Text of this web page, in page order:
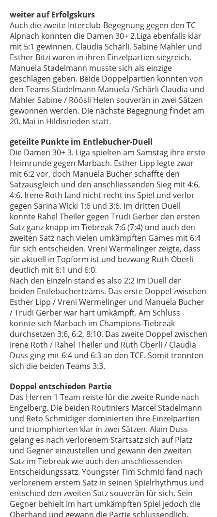
weiter auf Erfolgskurs
Auch die zweite Interclub-Begegnung gegen den TC
Alpnach konnten die Damen 30+ 2.Liga ebenfalls klar
mit 5:1 gewinnen. Claudia Schärli, Sabine Mahler und
Esther Bitzi waren in ihren Einzelpartien siegreich.
Manuela Stadelmann musste sich als einzige
geschlagen geben. Beide Doppelpartien konnten von
den Teams Stadelmann Manuela /Schärli Claudia und
Mahler Sabine / Röösli Helen souverän in zwei Sätzen
gewonnen werden. Die nächste Begegnung findet am
20. Mai in Hildisrieden statt.
geteilte Punkte im Entlebucher-Duell
Die Damen 30+ 3. Liga spielten am Samstag ihre erste
Heimrunde gegen Marbach. Esther Lipp legte zwar
mit 6:2 vor, doch Manuela Bucher schaffte den
Satzausgleich und den anschliessenden Sieg mit 4:6,
4:6. Irene Roth fand nicht recht ins Spiel und verlor
gegen Sarina Wicki 1:6 und 3:6. Im dritten Duell
konnte Rahel Theiler gegen Trudi Gerber den ersten
Satz ganz knapp im Tiebreak 7:6 (7:4) und auch den
zweiten Satz nach vielen umkämpften Games mit 6:4
für sich entscheiden. Vreni Wermelinger zeigte, dass
sie aktuell in Topform ist und bezwang Ruth Oberli
deutlich mit 6:1 und 6:0.
Nach den Einzeln stand es also 2:2 im Duell der
beiden Entlebucherteams. Das erste Doppel zwischen
Esther Lipp / Vreni Wermelinger und Manuela Bucher
/ Trudi Gerber war hart umkämpft. Am Schluss
konnte sich Marbach im Champions-Tiebreak
durchsetzen 3:6, 6:2, 8:10. Das zweite Doppel zwischen
Irene Roth / Rahel Theiler und Ruth Oberli / Claudia
Duss ging mit 6:4 und 6:3 an den TCE. Somit trennten
sich die beiden Teams 3:3.
Doppel entschieden Partie
Das Herren 1 Team reiste für die zweite Runde nach
Engelberg. Die beiden Routiniers Marcel Stadelmann
und Reto Schmidiger dominierten ihre Einzelpartien
und triumphierten klar in zwei Sätzen. Alain Duss
gelang es nach verlorenem Startsatz sich auf Platz
und Gegner einzustellen und gewann den zweiten
Satz im Tiebreak wie auch den anschliessenden
Entscheidungssatz. Youngster Tim Schmid fand nach
verlorenem erstem Satz in seinen Spielrhythmus und
entschied den zweiten Satz souverän für sich. Sein
Gegner behielt im hart umkämpften Spiel jedoch die
Oberhand und gewann die Partie schlussendlich.